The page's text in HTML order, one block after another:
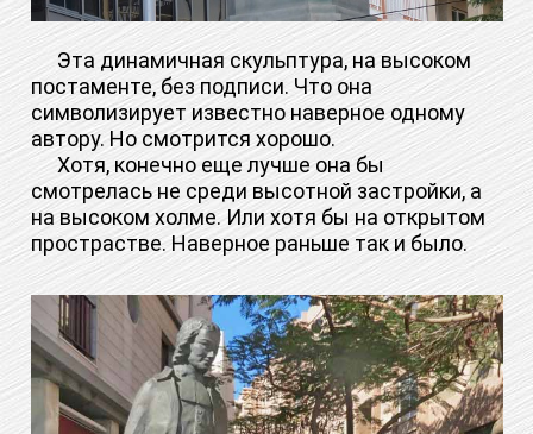
Эта динамичная скульптура, на высоком
постаменте, без подписи. Что она
символизирует известно наверное одному
автору. Но смотрится хорошо.
Хотя, конечно еще лучше она бы
смотрелась не среди высотной застройки, а
на высоком холме. Или хотя бы на открытом
прострастве. Наверное раньше так и было.